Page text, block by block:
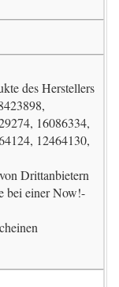
des Herstellers
16086334,
12464130,
Drittanbietern
bei einer Now!-